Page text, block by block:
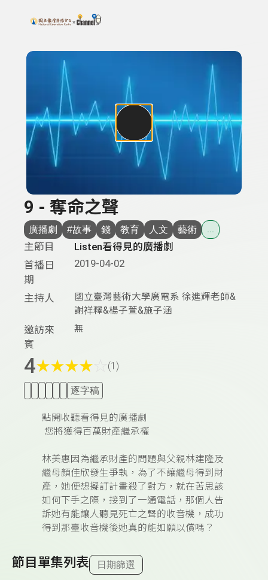
上方功能區塊
搜尋關鍵字：可輸入節目名稱、主持人或關鍵字
9 - 奪命之聲
廣播劇 #故事 錢 教育 人文 藝術 ...
主節目
Listen看得見的廣播劇
首播日
期
2019-04-02
主持人
國立臺灣藝術大學廣電系 徐進輝老師&
謝祥釋&楊子萱&施子涵
邀訪來
賓
無
4★★★★ (1)
逐字稿
點開收聽看得見的廣播劇
您將獲得百萬財產繼承權
林美惠因為繼承財產的問題與父親林建隆及
繼母顏佳欣發生爭執，為了不讓繼母得到財
產，她便想擬訂計畫殺了對方，就在苦思該
如何下手之際，接到了一通電話，那個人告
訴她有能讓人聽見死亡之聲的收音機，成功
得到那臺收音機後她真的能如願以償嗎？
節目單集列表 日期篩選